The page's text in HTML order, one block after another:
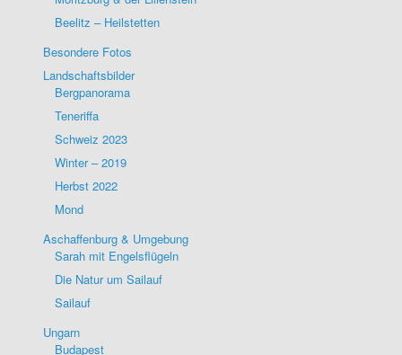
Beelitz – Heilstetten
Besondere Fotos
Landschaftsbilder
Bergpanorama
Teneriffa
Schweiz 2023
Winter – 2019
Herbst 2022
Mond
Aschaffenburg & Umgebung
Sarah mit Engelsflügeln
Die Natur um Sailauf
Sailauf
Ungarn
Budapest